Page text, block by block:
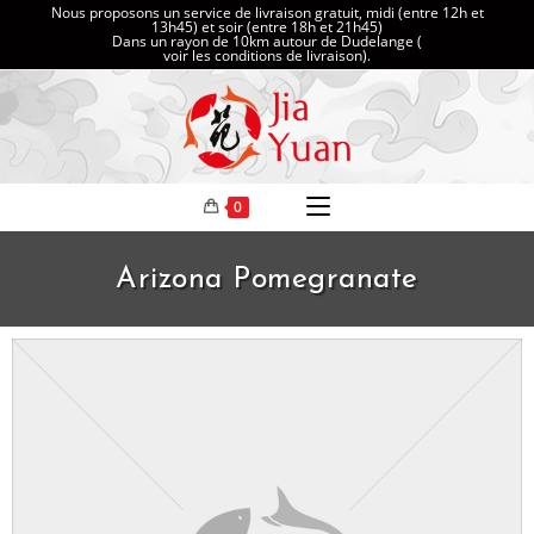
Nous proposons un service de livraison gratuit, midi (entre 12h et
13h45) et soir (entre 18h et 21h45)
Dans un rayon de 10km autour de Dudelange (
voir les conditions de livraison).
0
Arizona Pomegranate